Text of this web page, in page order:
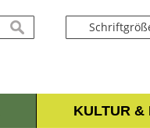
suchen
KULTUR &